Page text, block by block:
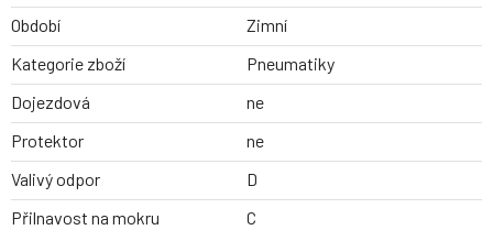
Období
Zimní
Kategorie zboží
Pneumatiky
Dojezdová
ne
Protektor
ne
Valivý odpor
D
Přilnavost na mokru
C